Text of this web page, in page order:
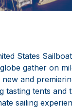
States
gather on
and
tasting tents and
sailing